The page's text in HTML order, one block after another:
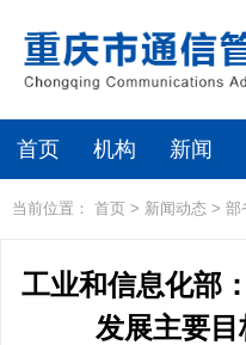
首页 机构 新闻
当前位置： 首页 > 新闻动态 > 部
工业和信息化部
发展主要